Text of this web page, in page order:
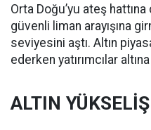
Orta Doğu’yu ateş hattına
güvenli liman arayışına
seviyesini aştı. Altın
ederken yatırımcılar
ALTIN